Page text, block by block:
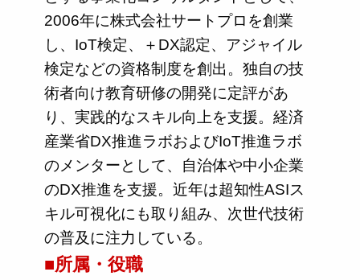
2006年に株式会社サートプロを創業
し、IoT検定、＋DX認定、アジャイル
検定などの資格制度を創出。独自の技
術者向け教育研修の開発に定評があ
り、実践的なスキル向上を支援。経済
産業省DX推進ラボおよびIoT推進ラボ
のメンターとして、自治体や中小企業
のDX推進を支援。近年は超知性ASIス
キル可視化にも取り組み、次世代技術
の普及に注力している。
■所属・役職